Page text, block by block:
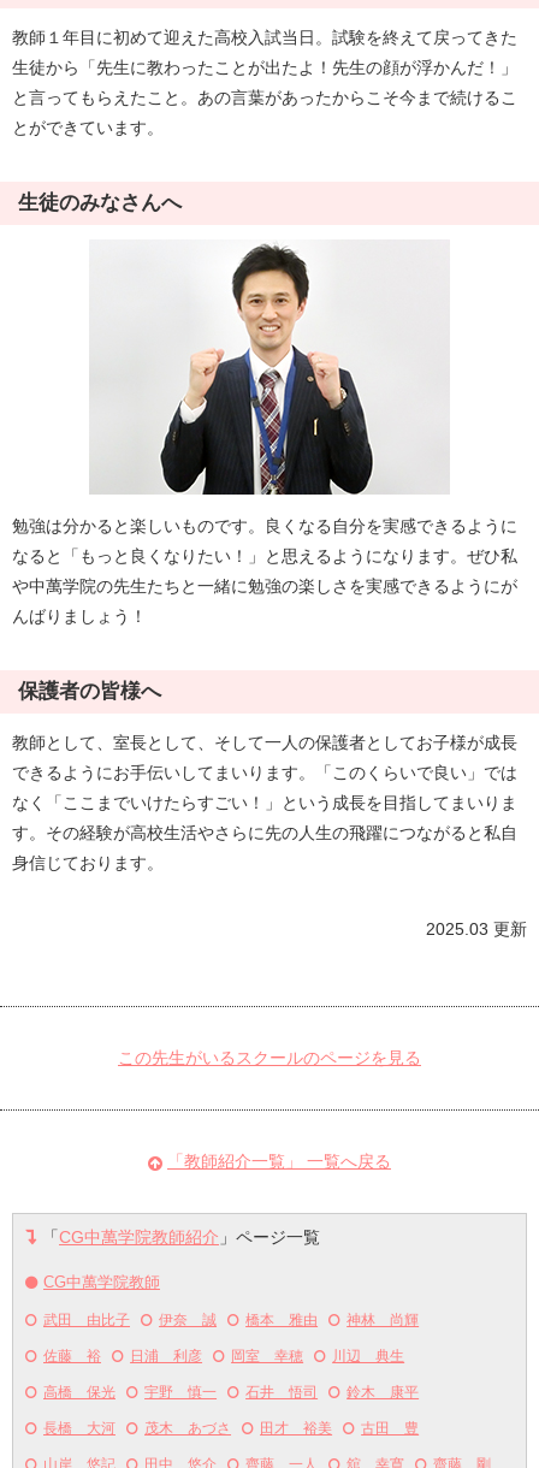
教師１年目に初めて迎えた高校入試当日。試験を終えて戻ってきた
生徒から「先生に教わったことが出たよ！先生の顔が浮かんだ！」
と言ってもらえたこと。あの言葉があったからこそ今まで続けるこ
とができています。
生徒のみなさんへ
勉強は分かると楽しいものです。良くなる自分を実感できるように
なると「もっと良くなりたい！」と思えるようになります。ぜひ私
や中萬学院の先生たちと一緒に勉強の楽しさを実感できるようにが
んばりましょう！
保護者の皆様へ
教師として、室長として、そして一人の保護者としてお子様が成長
できるようにお手伝いしてまいります。「このくらいで良い」では
なく「ここまでいけたらすごい！」という成長を目指してまいりま
す。その経験が高校生活やさらに先の人生の飛躍につながると私自
身信じております。
2025.03 更新
この先生がいるスクールのページを見る
「教師紹介一覧」 一覧へ戻る
「CG中萬学院教師紹介 」ページ一覧
CG中萬学院教師
武田 由比子 伊奈 誠 橋本 雅由 神林 尚輝
佐藤 裕 日浦 利彦 岡室 幸穂 川辺 典生
高橋 保光 宇野 慎一 石井 悟司 鈴木 康平
長橋 大河 茂木 あづさ 田才 裕美 古田 豊